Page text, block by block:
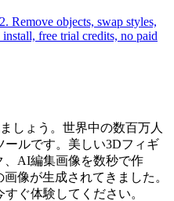
Remove objects, swap styles,
free trial credits, no paid
しょう。世界中の数百万人
ルです。美しい3Dフィギ
、AI編集画像を数秒で作
像が生成されてきました。
ぐ体験してください。